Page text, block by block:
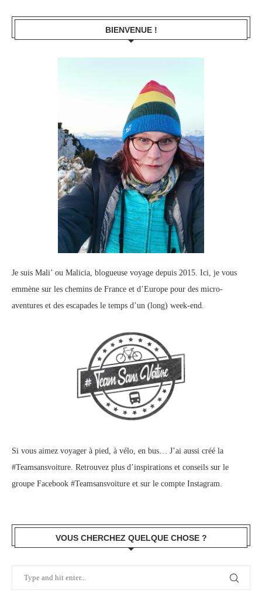
BIENVENUE !
Je suis Mali’ ou Malicia, blogueuse voyage depuis 2015. Ici, je vous
emmène sur les chemins de France et d’Europe pour des micro-
aventures et des escapades le temps d’un (long) week-end.
Si vous aimez voyager à pied, à vélo, en bus… J’ai aussi créé la
#Teamsansvoiture. Retrouvez plus d’inspirations et conseils sur le
groupe Facebook #Teamsansvoiture et sur le compte Instagram
VOUS CHERCHEZ QUELQUE CHOSE ?